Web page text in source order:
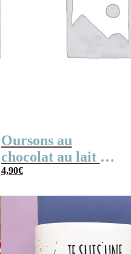
Oursons au
chocolat au lait x3
“je suis un papa
4,90€